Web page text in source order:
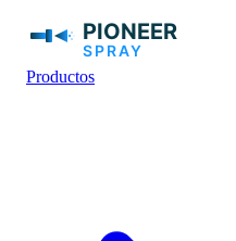
Productos